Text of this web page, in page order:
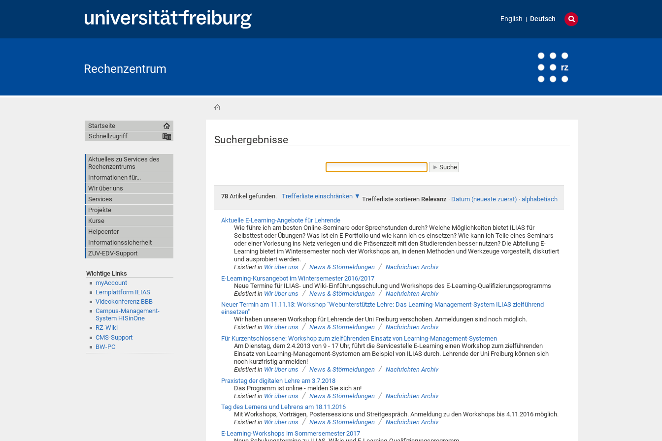
English Deutsch
Rechenzentrum
Suchergebnisse
78Artikel gefunden. Trefferliste einschränken Trefferliste sortieren Relevanz · Datum (neueste zuerst) · alphabetisch
Aktuelle E-Learning-Angebote für Lehrende
Wie führe ich am besten Online-Seminare oder Sprechstunden durch? Welche Möglichkeiten bietet ILIAS für
Selbsttest oder Übungen? Was ist ein E-Portfolio und wie kann ich es einsetzen? Wie kann ich Teile eines Seminars
oder einer Vorlesung ins Netz verlegen und die Präsenzzeit mit den Studierenden besser nutzen? Die Abteilung E-
Learning bietet im Wintersemester noch vier Workshops an, in denen Methoden und Werkzeuge vorgestellt, diskutiert
und ausprobiert werden.
Existiert in Wir über uns / News & Störmeldungen / Nachrichten Archiv
E-Learning-Kursangebot im Wintersemester 2016/2017
Neue Termine für ILIAS- und Wiki-Einführungsschulung und Workshops des E-Learning-Qualifizierungsprogramms
Existiert in Wir über uns / News & Störmeldungen / Nachrichten Archiv
Neuer Termin am 11.11.13: Workshop "Webunterstützte Lehre: Das Learning-Management-System ILIAS zielführend
einsetzen"
Wir haben unseren Workshop für Lehrende der Uni Freiburg verschoben. Anmeldungen sind noch möglich.
Existiert in Wir über uns / News & Störmeldungen / Nachrichten Archiv
Für Kurzentschlossene: Workshop zum zielführenden Einsatz von Learning-Management-Systemen
Am Dienstag, dem 2.4.2013 von 9 - 17 Uhr, führt die Servicestelle E-Learning einen Workshop zum zielführenden
Einsatz von Learning-Management-Systemen am Beispiel von ILIAS durch. Lehrende der Uni Freiburg können sich
noch kurzfristig anmelden!
Existiert in Wir über uns / News & Störmeldungen / Nachrichten Archiv
Praxistag der digitalen Lehre am 3.7.2018
Das Programm ist online - melden Sie sich an!
Existiert in Wir über uns / News & Störmeldungen / Nachrichten Archiv
Tag des Lernens und Lehrens am 18.11.2016
Mit Workshops, Vorträgen, Postersessions und Streitgespräch. Anmeldung zu den Workshops bis 4.11.2016 möglich.
Existiert in Wir über uns / News & Störmeldungen / Nachrichten Archiv
E-Learning-Workshops im Sommersemester 2017
Startseite
Schnellzugriff
Aktuelles zu Services des
Rechenzentrums
Informationen für...
Wir über uns
Services
Projekte
Kurse
Helpcenter
Informationssicherheit
ZUV-EDV-Support
Wichtige Links
myAccount
Lernplattform ILIAS
Videokonferenz BBB
Campus-Management-
System HISinOne
RZ-Wiki
CMS-Support
BW-PC